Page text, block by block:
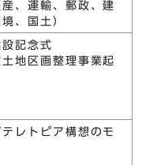
、運輸、郵政、建
、国土）
記念式
地区画整理事業起
レトピア構想のモ